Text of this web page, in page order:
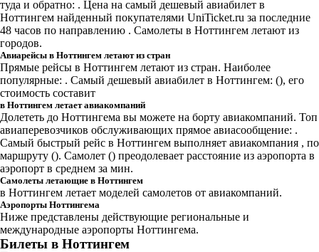
туда и обратно: . Цена на самый дешевый авиабилет в
Ноттингем найденный покупателями UniTicket.ru за последние
48 часов по направлению . Самолеты в Ноттингем летают из
городов.
Авиарейсы в Ноттингем летают из стран
Прямые рейсы в Ноттингем летают из стран. Наиболее
популярные: . Самый дешевый авиабилет в Ноттингем: (), его
стоимость составит
в Ноттингем летает авиакомпаний
Долететь до Ноттингема вы можете на борту авиакомпаний. Топ
авиаперевозчиков обслуживающих прямое авиасообщение: .
Самый быстрый рейс в Ноттингем выполняет авиакомпания , по
маршруту (). Самолет () преодолевает расстояние из аэропорта в
аэропорт в среднем за мин.
Самолеты летающие в Ноттингем
в Ноттингем летает моделей самолетов от авиакомпаний.
Аэропорты Ноттингема
Ниже представлены действующие региональные и
международные аэропорты Ноттингема.
Билеты в Ноттингем